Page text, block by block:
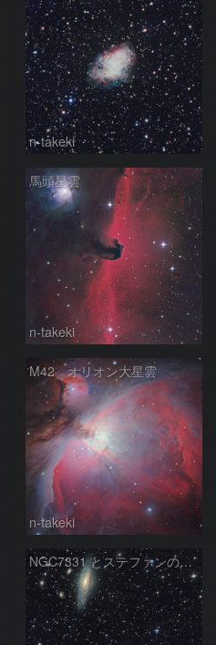
n-takeki
馬頭星雲
n-takeki
M42 オリオン大星雲
n-takeki
NGC7331 とステファンの5つ子